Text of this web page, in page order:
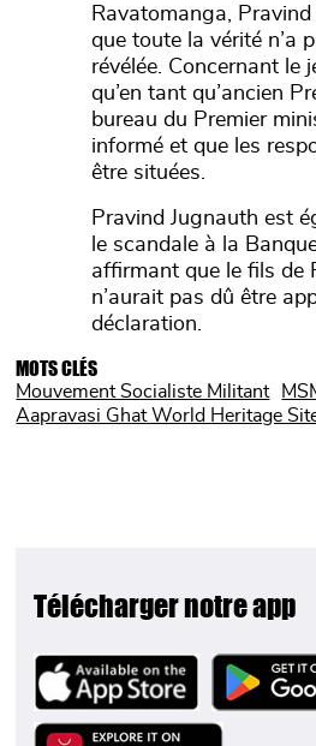
Ravatomanga,
que toute la vérité n’a
révélée. Concernant le
qu’en tant qu’ancien
bureau du Premier
informé et que les
être situées.
Pravind Jugnauth est
le scandale à la
affirmant que le fils de
n’aurait pas dû être
déclaration.
MOTS CLÉS
Mouvement Socialiste Militant
Aapravasi Ghat World Heritage
Télécharger notre app
Image Image
Image